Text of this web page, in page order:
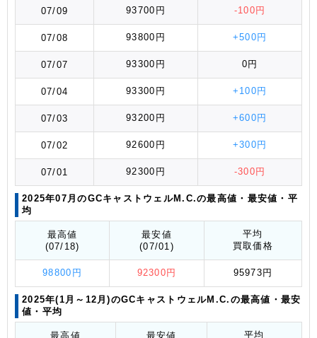
07/09 93700円 -100円
07/08 93800円 +500円
07/07 93300円 0円
07/04 93300円 +100円
07/03 93200円 +600円
07/02 92600円 +300円
07/01 92300円 -300円
2025年07月のGCキャストウェルM.C.の最高値 ・最安値 ・平
均
最高値
(07/18)
最安値
(07/01)
平均
買取価格
98800円 92300円 95973円
2025年(1月～12月)のGCキャストウェルM.C.の最高値 ・最安
値 ・平均
最高値
最安値
平均